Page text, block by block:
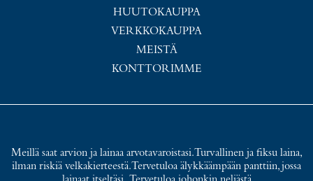
HUUTOKAUPPA
VERKKOKAUPPA
MEISTÄ
KONTTORIMME
Meillä saat arvion ja lainaa arvotavaroistasi. Turvallinen ja fiksu laina,
ilman riskiä velkakierteestä. Tervetuloa älykkäämpään panttiin, jossa